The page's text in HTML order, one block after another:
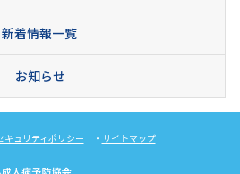
新着情報一覧
お知らせ
キュリティポリシー ・ サイトマップ